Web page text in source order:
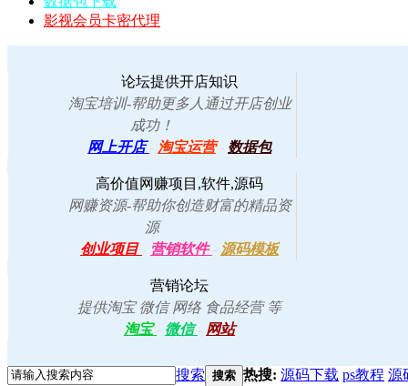
影视会员卡密代理
论坛提供开店知识
淘宝培训-帮助更多人通过开店创业
成功！
网上开店- 淘宝运营- 数据包
高价值网赚项目,软件,源码
网赚资源-帮助你创造财富的精品资
源
创业项目 - 营销软件- 源码模板
营销论坛
提供淘宝 微信 网络 食品经营 等
淘宝- 微信- 网站
搜索 搜索 热搜: 源码下载 ps教程 源